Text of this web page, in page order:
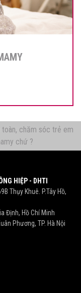
toàn, chăm sóc trẻ em
chứ ?
HIỆP - DHTI
Thụy Khuê. P.Tây Hồ,
Định, Hồ Chí Minh
Phương, TP. Hà Nội